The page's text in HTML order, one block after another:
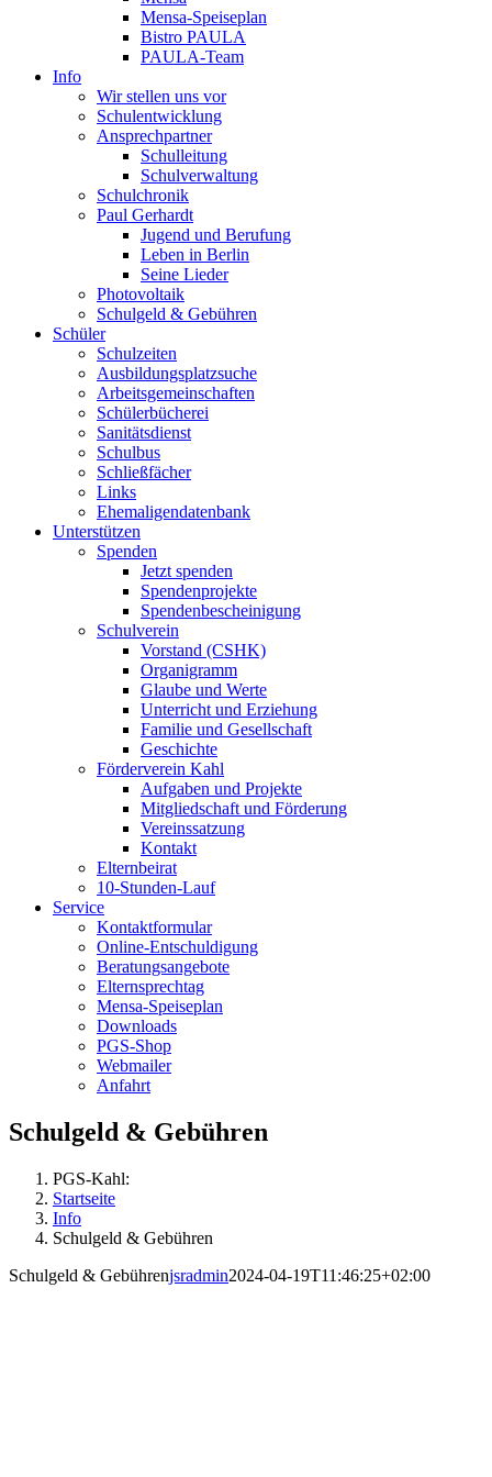
Mensa-Speiseplan
Bistro PAULA
PAULA-Team
Info
Wir stellen uns vor
Schulentwicklung
Ansprechpartner
Schulleitung
Schulverwaltung
Schulchronik
Paul Gerhardt
Jugend und Berufung
Leben in Berlin
Seine Lieder
Photovoltaik
Schulgeld & Gebühren
Schüler
Schulzeiten
Ausbildungsplatzsuche
Arbeitsgemeinschaften
Schülerbücherei
Sanitätsdienst
Schulbus
Schließfächer
Links
Ehemaligendatenbank
Unterstützen
Spenden
Jetzt spenden
Spendenprojekte
Spendenbescheinigung
Schulverein
Vorstand (CSHK)
Organigramm
Glaube und Werte
Unterricht und Erziehung
Familie und Gesellschaft
Geschichte
Förderverein Kahl
Aufgaben und Projekte
Mitgliedschaft und Förderung
Vereinssatzung
Kontakt
Elternbeirat
10-Stunden-Lauf
Service
Kontaktformular
Online-Entschuldigung
Beratungsangebote
Elternsprechtag
Mensa-Speiseplan
Downloads
PGS-Shop
Webmailer
Anfahrt
Schulgeld & Gebühren
PGS-Kahl:
Startseite
Info
Schulgeld & Gebühren
Schulgeld & Gebührenjsradmin2024-04-19T11:46:25+02:00